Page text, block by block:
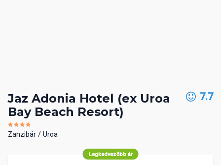
Jaz Adonia Hotel (ex Uroa
Bay Beach Resort)
Zanzibár Uroa
7.7
Legkedvezőbb ár